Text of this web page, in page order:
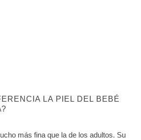
LA PIEL DEL BEBÉ
más fina que la de los adultos. Su